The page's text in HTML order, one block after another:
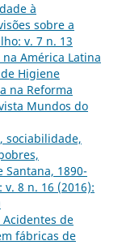
à
sobre a
v. 7 n. 13
América Latina
Higiene
na Reforma
Mundos do
sociabilidade,
1890-
8 n. 16 (2016):
de
fábricas de